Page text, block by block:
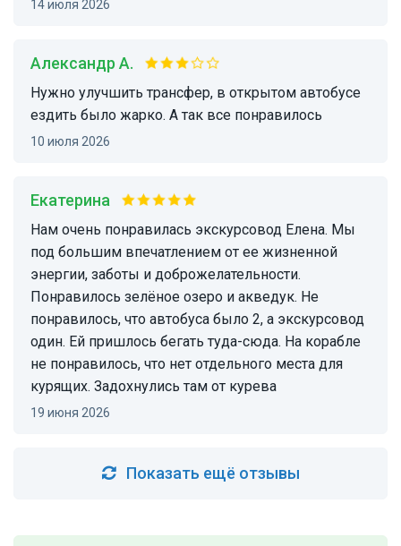
14 июля 2026
Александр А.
Нужно улучшить трансфер, в открытом автобусе
ездить было жарко. А так все понравилось
10 июля 2026
Екатерина
Нам очень понравилась экскурсовод Елена. Мы
под большим впечатлением от ее жизненной
энергии, заботы и доброжелательности.
Понравилось зелёное озеро и акведук. Не
понравилось, что автобуса было 2, а экскурсовод
один. Ей пришлось бегать туда-сюда. На корабле
не понравилось, что нет отдельного места для
курящих. Задохнулись там от курева
19 июня 2026
Показать ещё отзывы